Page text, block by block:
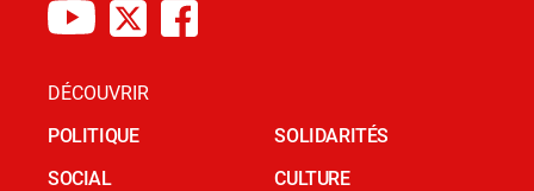
DÉCOUVRIR
POLITIQUE
SOCIAL
SOLIDARITÉS
CULTURE